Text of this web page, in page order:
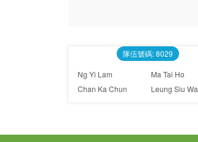
隊伍號碼: 8029
Ng Yi Lam
Ma Tai Ho
Chan Ka Chun
Leung Siu Wa